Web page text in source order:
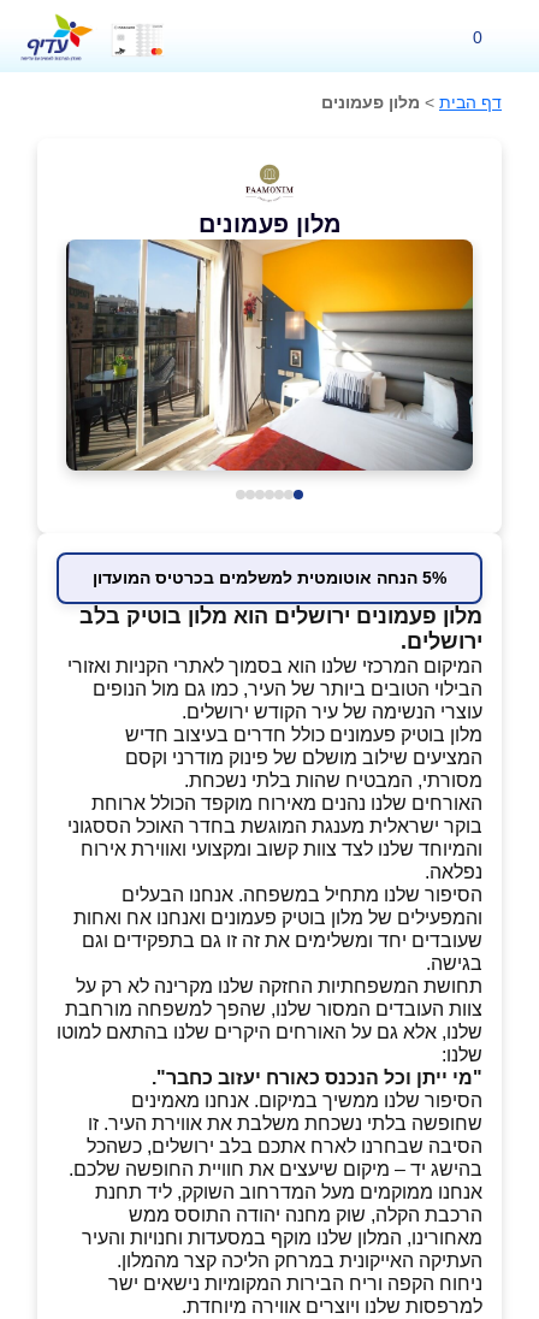
0
דף הבית > מלון פעמונים
מלון פעמונים
5% הנחה אוטומטית למשלמים בכרטיס המועדון
מלון פעמונים ירושלים הוא מלון בוטיק בלב
ירושלים.
המיקום המרכזי שלנו הוא בסמוך לאתרי הקניות ואזורי
הבילוי הטובים ביותר של העיר, כמו גם מול הנופים
עוצרי הנשימה של עיר הקודש ירושלים.
מלון בוטיק פעמונים כולל חדרים בעיצוב חדיש
המציעים שילוב מושלם של פינוק מודרני וקסם
מסורתי, המבטיח שהות בלתי נשכחת.
האורחים שלנו נהנים מאירוח מוקפד הכולל ארוחת
בוקר ישראלית מענגת המוגשת בחדר האוכל הססגוני
והמיוחד שלנו לצד צוות קשוב ומקצועי ואווירת אירוח
נפלאה.
הסיפור שלנו מתחיל במשפחה. אנחנו הבעלים
והמפעילים של מלון בוטיק פעמונים ואנחנו אח ואחות
שעובדים יחד ומשלימים את זה זו גם בתפקידים וגם
בגישה.
תחושת המשפחתיות החזקה שלנו מקרינה לא רק על
צוות העובדים המסור שלנו, שהפך למשפחה מורחבת
שלנו, אלא גם על האורחים היקרים שלנו בהתאם למוטו
שלנו:
"מי ייתן וכל הנכנס כאורח יעזוב כחבר".
הסיפור שלנו ממשיך במיקום. אנחנו מאמינים
שחופשה בלתי נשכחת משלבת את אווירת העיר. זו
הסיבה שבחרנו לארח אתכם בלב ירושלים, כשהכל
בהישג יד – מיקום שיעצים את חוויית החופשה שלכם.
אנחנו ממוקמים מעל המדרחוב השוקק, ליד תחנת
הרכבת הקלה, שוק מחנה יהודה התוסס ממש
מאחורינו, המלון שלנו מוקף במסעדות וחנויות והעיר
העתיקה האייקונית במרחק הליכה קצר מהמלון.
ניחוח הקפה וריח הבירות המקומיות נישאים ישר
למרפסות שלנו ויוצרים אווירה מיוחדת.